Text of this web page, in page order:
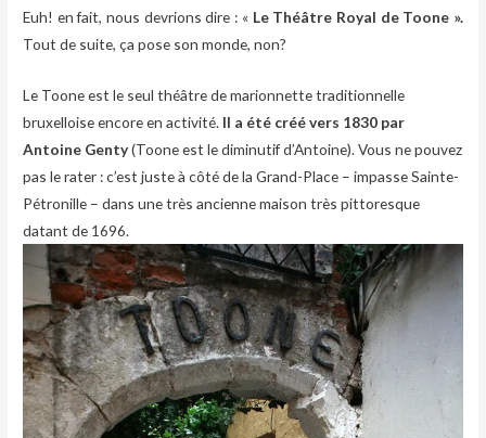
Euh! en fait, nous devrions dire : « Le Théâtre Royal de Toone ».
Tout de suite, ça pose son monde, non?
Le Toone est le seul théâtre de marionnette traditionnelle
bruxelloise encore en activité. Il a été créé vers 1830 par
Antoine Genty(Toone est le diminutif d’Antoine). Vous ne pouvez
pas le rater : c’est juste à côté de la Grand-Place – impasse Sainte-
Pétronille – dans une très ancienne maison très pittoresque
datant de 1696.